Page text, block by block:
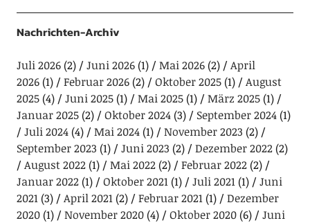
Nachrichten-Archiv
Juli 2026(2) Juni 2026(1) Mai 2026(2)
April
2026(1) Februar 2026(2) Oktober 2025(1)
August
2025(4) Juni 2025(1) Mai 2025(1) März 2025(1)
Januar 2025(2) Oktober 2024(3) September 2024(1)
Juli 2024(4) Mai 2024(1) November 2023 (2)
September 2023 (1) Juni 2023 (2) Dezember 2022(2)
August 2022(1) Mai 2022(2) Februar 2022(2)
Januar 2022(1) Oktober 2021(1) Juli 2021(1)
Juni
2021(3) April 2021(2) Februar 2021(1)
Dezember
2020(1) November 2020(4) Oktober 2020(6)
Juni